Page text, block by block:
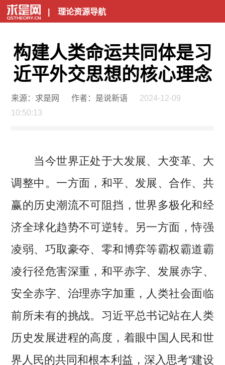
| 理论资源导航
构建人类命运共同体是习
近平外交思想的核心理念
来源：求是网 作者：是说新语
2024-12-09
10:50:13
当今世界正处于大发展、大变革、大
调整中。一方面，和平、发展、合作、共
赢的历史潮流不可阻挡，世界多极化和经
济全球化趋势不可逆转。另一方面，恃强
凌弱、巧取豪夺、零和博弈等霸权霸道霸
凌行径危害深重，和平赤字、发展赤字、
安全赤字、治理赤字加重，人类社会面临
前所未有的挑战。习近平总书记站在人类
历史发展进程的高度，着眼中国人民和世
界人民的共同和根本利益，深入思考“建设